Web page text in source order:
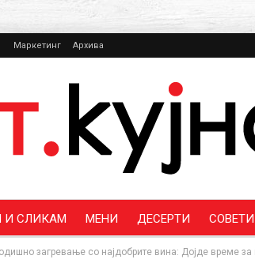
Маркетинг Архива
И СЛИКАМ МЕНИ ДЕСЕРТИ СОВЕТИ
загревање со најдобрите вина: Дојде време за